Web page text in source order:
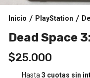
Inicio / PlayStation /
Dead Space
$25.000
Hasta3 cuotas sin